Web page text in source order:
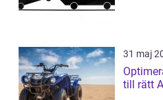
31 maj
till rätt